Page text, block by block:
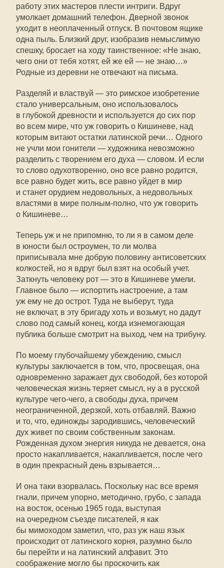
работу этих мастеров плести интриги. Вдруг
умолкает домашний телефон. Дверной звонок
уходит в неоплаченный отпуск. В почтовом ящике
одна пыль. Близкий друг, изобразив немыслимую
спешку, бросает на ходу таинственное: «Не знаю,
чего они от тебя хотят, ей же ей — не знаю…»
Родные из деревни не отвечают на письма.
Разделяй и властвуй — это римское изобретение
стало универсальным, оно использовалось
в глубокой древности и используется до сих пор
во всем мире, что уж говорить о Кишиневе, над
которым витают остатки латинской речи… Одного
не учли мои гонители — художника невозможно
разделить с творением его духа — словом. И если
то слово одухотворенно, оно все равно родится,
все равно будет жить, все равно уйдет в мир
и станет орудием недовольных, а недовольных
властями в мире полным-полно, что уж говорить
о Кишиневе…
Теперь уж и не припомню, то ли я в самом деле
в юности был остроумен, то ли молва
приписывала мне добрую половину антисоветских
колкостей, но я вдруг был взят на особый учет.
Заткнуть человеку рот — это в Кишиневе умели.
Главное было — испортить настроение, а там
уж ему не до острот. Туда не выберут, туда
не включат, в эту бригаду хоть и возьмут, но дадут
слово под самый конец, когда изнемогающая
публика больше смотрит на выход, чем на трибуну.
По моему глубочайшему убеждению, смысл
культуры заключается в том, что, просвещая, она
одновременно заражает дух свободой, без которой
человеческая жизнь теряет смысл, ну а в русской
культуре чего-чего, а свободы духа, причем
неограниченной, дерзкой, хоть отбавляй. Важно
и то, что, единожды зародившись, человеческий
дух живет по своим собственным законам.
Рожденная духом энергия никуда не девается, она
просто накапливается, накапливается, после чего
в один прекрасный день взрывается…
И она таки взорвалась. Поскольку нас все время
гнали, причем упорно, методично, грубо, с запада
на восток, осенью 1965 года, выступая
на очередном съезде писателей, я как
бы мимоходом заметил, что, раз уж наш язык
происходит от латинского корня, разумно было
бы перейти и на латинский алфавит. Это
соображение могло бы проскочить как